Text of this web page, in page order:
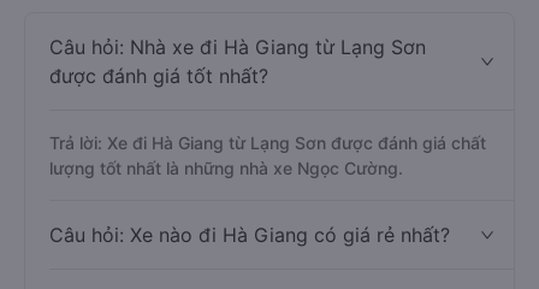
Câu hỏi: Nhà xe đi Hà Giang từ Lạng Sơn
được đánh giá tốt nhất?
Trả lời: Xe đi Hà Giang từ Lạng Sơn được đánh giá chất
lượng tốt nhất là những nhà xe Ngọc Cường.
Câu hỏi: Xe nào đi Hà Giang có giá rẻ nhất?